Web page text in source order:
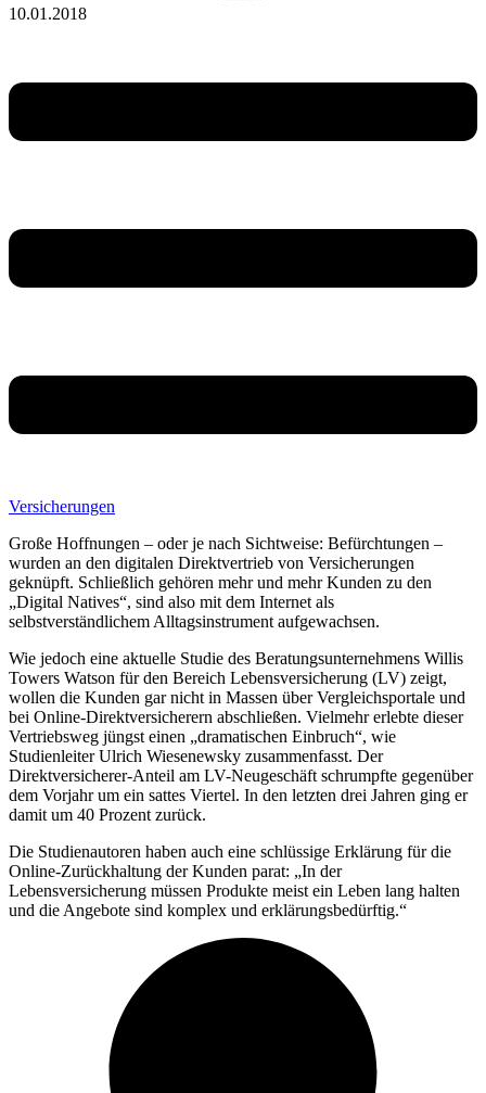
10.01.2018
Versicherungen
Große Hoffnungen – oder je nach Sichtweise: Befürchtungen –
wurden an den digitalen Direktvertrieb von Versicherungen
geknüpft. Schließlich gehören mehr und mehr Kunden zu den
„Digital Natives“, sind also mit dem Internet als
selbstverständlichem Alltagsinstrument aufgewachsen.
Wie jedoch eine aktuelle Studie des Beratungsunternehmens Willis
Towers Watson für den Bereich Lebensversicherung (LV) zeigt,
wollen die Kunden gar nicht in Massen über Vergleichsportale und
bei Online-Direktversicherern abschließen. Vielmehr erlebte dieser
Vertriebsweg jüngst einen „dramatischen Einbruch“, wie
Studienleiter Ulrich Wiesenewsky zusammenfasst. Der
Direktversicherer-Anteil am LV-Neugeschäft schrumpfte gegenüber
dem Vorjahr um ein sattes Viertel. In den letzten drei Jahren ging er
damit um 40 Prozent zurück.
Die Studienautoren haben auch eine schlüssige Erklärung für die
Online-Zurückhaltung der Kunden parat: „In der
Lebensversicherung müssen Produkte meist ein Leben lang halten
und die Angebote sind komplex und erklärungsbedürftig.“